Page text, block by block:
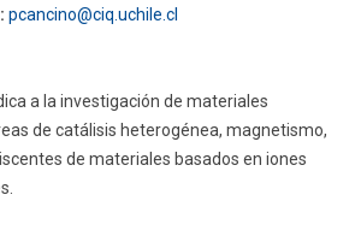
pcancino@ciq.uchile.cl
a la investigación de materiales
de catálisis heterogénea, magnetismo,
de materiales basados en iones